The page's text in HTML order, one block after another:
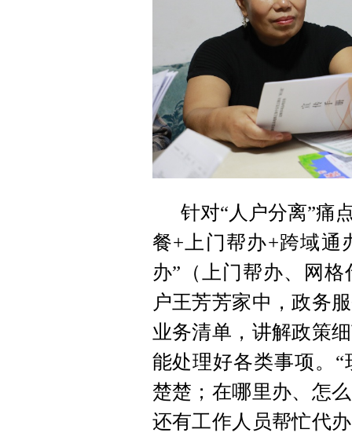
针对“人户分离”痛
餐+上门帮办+跨域通
办”（上门帮办、网
户王芳芳家中，政务
业务清单，讲解政策
能处理好各类事项。
楚楚；在哪里办、怎
还有工作人员帮忙代